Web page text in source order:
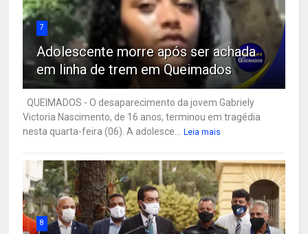
7
Adolescente morre após ser achada
em linha de trem em Queimados
QUEIMADOS - O desaparecimento da jovem Gabriely
Victoria Nascimento, de 16 anos, terminou em tragédia
nesta quarta-feira (06). A adolesce...
Leia mais
8